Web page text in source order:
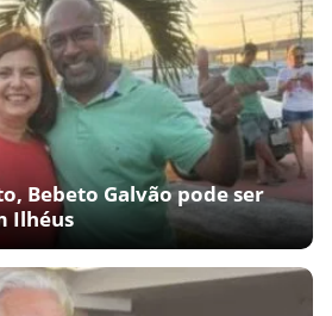
Bebeto Galvão pode ser
Ilhéus